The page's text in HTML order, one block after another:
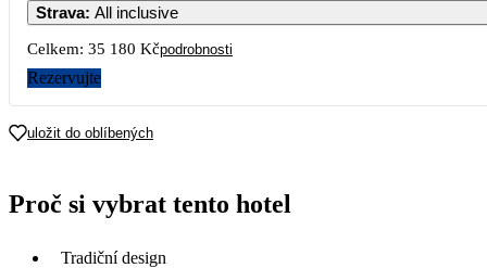
Strava: All inclusive
Celkem: 35 180 Kčpodrobnosti
Rezervujte
uložit do oblíbených
Proč si vybrat tento hotel
Tradiční design